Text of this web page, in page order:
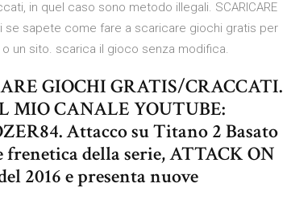
in quel caso sono metodo illegali. SCARICARE
se sapete come fare a scaricare giochi gratis per
un sito. scarica il gioco senza modifica.
GIOCHI GRATIS/CRACCATI.
MIO CANALE YOUTUBE:
Attacco su Titano 2 Basato
della serie, ATTACK ON
2016 e presenta nuove